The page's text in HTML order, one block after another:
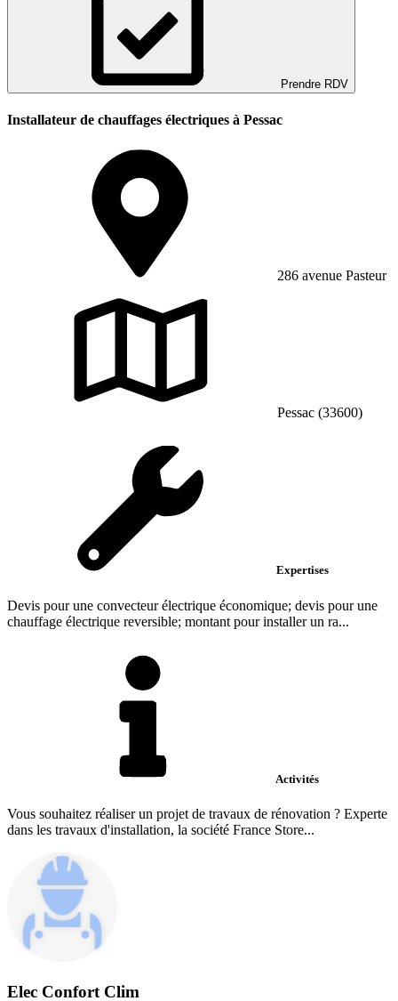
Prendre RDV
Installateur de chauffages électriques à Pessac
286 avenue Pasteur
Pessac (33600)
Expertises
Devis pour une convecteur électrique économique; devis pour une
chauffage électrique reversible; montant pour installer un ra...
Activités
Vous souhaitez réaliser un projet de travaux de rénovation ? Experte
dans les travaux d'installation, la société France Store...
Elec Confort Clim